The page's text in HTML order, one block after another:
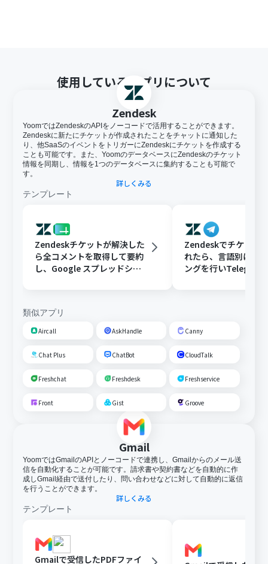
使用しているアプリについて
Zendesk
YoomではZendeskのAPIをノーコードで活用することができます。
Zendeskに新たにチケットが作成されたことをチャットに通知した
り、他SaaSのイベントをトリガーにZendeskにチケットを作成する
ことも可能です。また、YoomのデータベースにZendeskのチケット
情報を同期し、情報を1つのデータベースに集約することも可能で
す。
詳しくみる
テンプレート
Zendeskチケットが解決した
ら全コメントを取得して要約
し、Google スプレッドシー
Zendeskでチケット
れたら、言語別にフ
ングを行いTelegram
類似アプリ
Aircall AskHandle Canny
Chat Plus ChatBot CloudTalk
Freshchat Freshdesk Freshservice
Front Gist Groove
Gmail
YoomではGmailのAPIとノーコードで連携し、Gmailからのメール送
信を自動化することが可能です。請求書や契約書などを自動的に作
成しGmail経由で送付したり、問い合わせなどに対して自動的に返信
を行うことができます。
詳しくみる
テンプレート
Gmailで受信したPDFファイ